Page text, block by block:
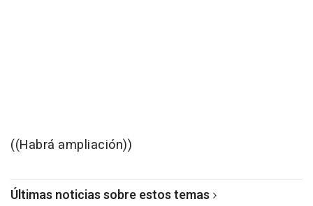
((Habrá ampliación))
Últimas noticias sobre estos temas